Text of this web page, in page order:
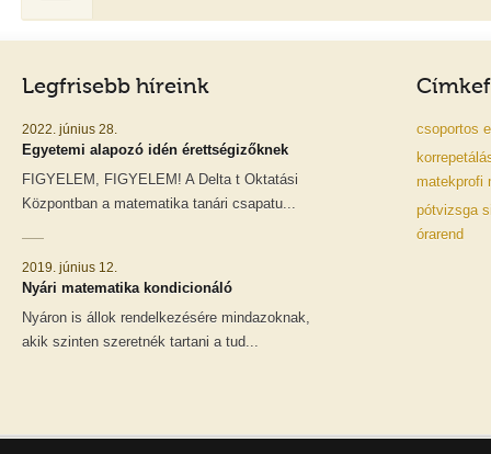
Legfrisebb híreink
2022. június 28.
Egyetemi alapozó idén érettségizőknek
FIGYELEM, FIGYELEM! A Delta t Oktatási
Központban a matematika tanári csapatu...
2019. június 12.
Nyári matematika kondicionáló
Nyáron is állok rendelkezésére mindazoknak,
akik szinten szeretnék tartani a tud...
csoportos
matekprofi
pótvizsga
órarend